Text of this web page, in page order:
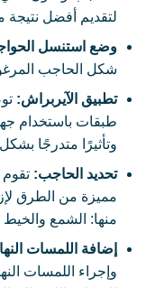
لتقديم أفضل نتيجة
وضع استنسل
شكل الحاجب
تطبيق الآيربراش:
وتأثيرًا متدرجًا
تحديد الحاجب:
مميزة من الطرق
منها: الشمع
إضافة اللمسات
وإجراء اللمسات